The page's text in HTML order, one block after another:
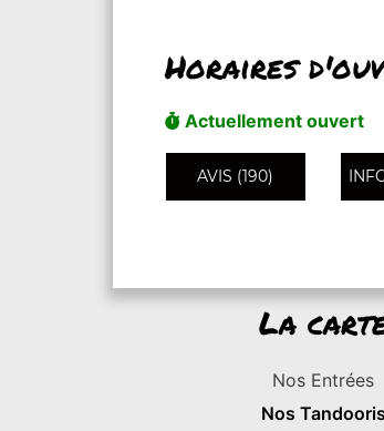
Horaires
Actuellement ouvert
AVIS (190)
La
Nos Entrées
Nos Tandooris